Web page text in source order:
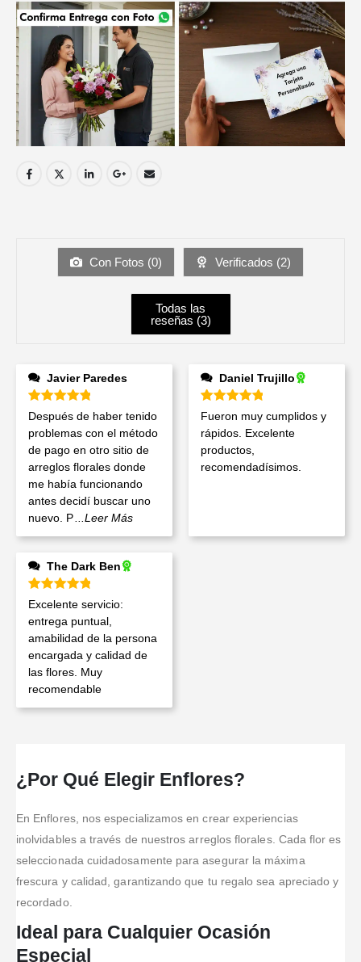
Con Fotos (0) Verificados (2)
Todas las
reseñas (3)
Javier Paredes
Valorado en de 5
Después de haber tenido
problemas con el método
de pago en otro sitio de
arreglos florales donde
me había funcionando
antes decidí buscar uno
nuevo. P
...Leer Más
Daniel Trujillo
Valorado en de 5
Fueron muy cumplidos y
rápidos. Excelente
productos,
recomendadísimos.
The Dark Ben
Valorado en 5 de 5
Excelente servicio:
entrega puntual,
amabilidad de la persona
encargada y calidad de
las flores. Muy
recomendable
¿Por Qué Elegir Enflores?
En Enflores, nos especializamos en crear experiencias
inolvidables a través de nuestros arreglos florales. Cada flor es
seleccionada cuidadosamente para asegurar la máxima
frescura y calidad, garantizando que tu regalo sea apreciado y
recordado.
Ideal para Cualquier Ocasión
Especial